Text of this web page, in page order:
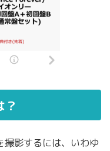
影するには、いわゆ